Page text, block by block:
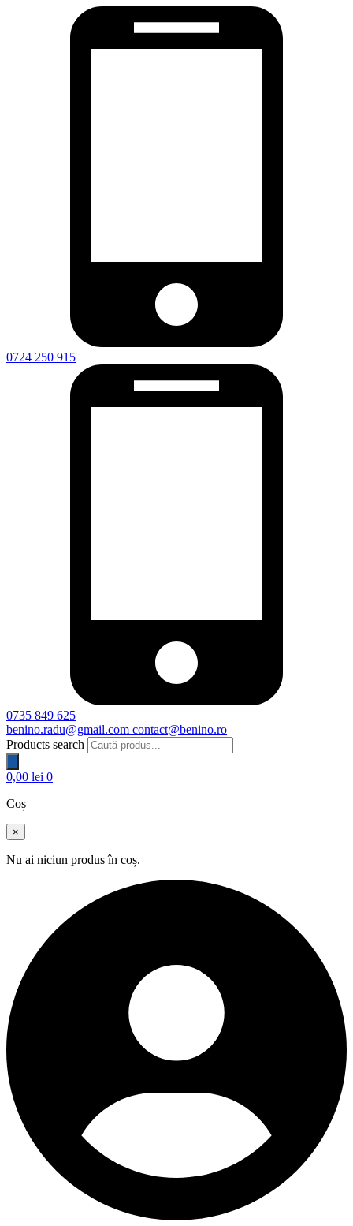
0724 250 915
0735 849 625
benino.radu@gmail.com contact@benino.ro
Products search
0,00 lei 0
Coș
×
Nu ai niciun produs în coș.